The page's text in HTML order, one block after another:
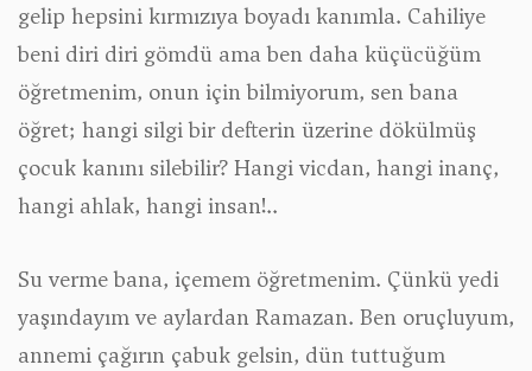
gelip hepsini kırmızıya boyadı kanımla. Cahiliye
beni diri diri gömdü ama ben daha küçücüğüm
öğretmenim, onun için bilmiyorum, sen bana
öğret; hangi silgi bir defterin üzerine dökülmüş
çocuk kanını silebilir? Hangi vicdan, hangi inanç,
hangi ahlak, hangi insan!..
Su verme bana, içemem öğretmenim. Çünkü yedi
yaşındayım ve aylardan Ramazan. Ben oruçluyum,
annemi çağırın çabuk gelsin, dün tuttuğum